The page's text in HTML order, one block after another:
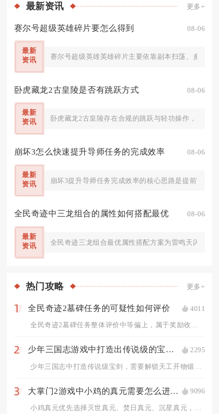
最新资讯 更多+
赛尔号超级英雄碎片要怎么得到 08-06
最新
资讯
赛尔号超级英雄英雄碎片主要依靠副本扫荡、多玩
卧虎藏龙2古皇陵是否有跳跃方式 08-06
最新
资讯
卧虎藏龙2古皇陵存在合规的跳跃与轻功操作，无法
崩坏3怎么快速提升导师任务的完成效率 08-06
最新
资讯
崩坏3提升导师任务完成效率的核心思路是提前预览
全民奇迹中三龙组合的属性如何搭配最优 08-06
最新
资讯
全民奇迹三龙组合最优属性搭配方案为雷鸣天闪龙
热门攻略 更多+
全民奇迹2墓碑任务的可疑性如何评价 4011
全民奇迹2墓碑任务整体评价中等偏上，属于奖励收益与流程繁琐度...
2 少年三国志游戏中打造出传说级的宝剑需要什么条件 2295
3 大掌门2游戏中小鸡的真元需要怎么进行选择 9096